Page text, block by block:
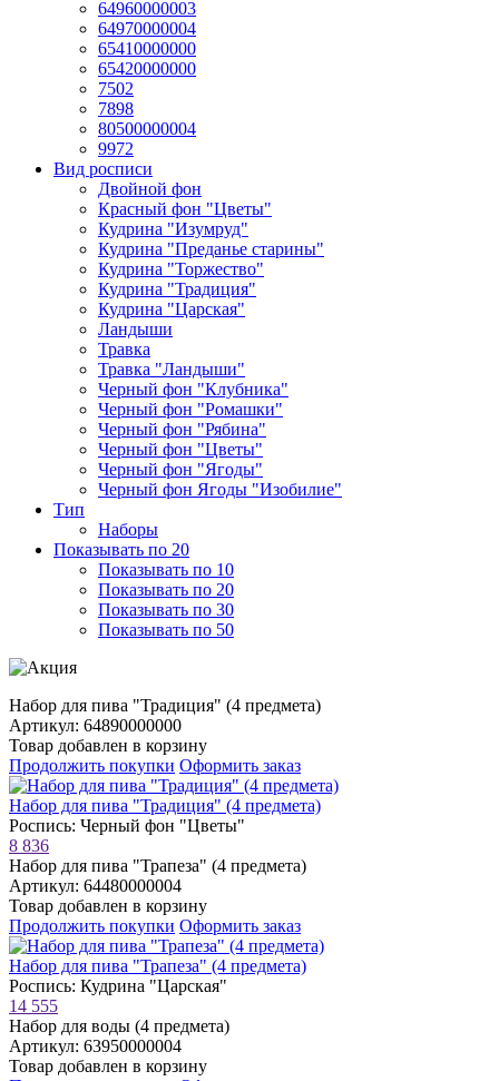
64960000003
64970000004
65410000000
65420000000
7502
7898
80500000004
9972
Вид росписи
Двойной фон
Красный фон "Цветы"
Кудрина "Изумруд"
Кудрина "Преданье старины"
Кудрина "Торжество"
Кудрина "Традиция"
Кудрина "Царская"
Ландыши
Травка
Травка "Ландыши"
Черный фон "Клубника"
Черный фон "Ромашки"
Черный фон "Рябина"
Черный фон "Цветы"
Черный фон "Ягоды"
Черный фон Ягоды "Изобилие"
Тип
Наборы
Показывать по 20
Показывать по 10
Показывать по 20
Показывать по 30
Показывать по 50
Набор для пива "Традиция" (4 предмета)
Артикул: 64890000000
Товар добавлен в корзину
Продолжить покупки Оформить заказ
Набор для пива "Традиция" (4 предмета)
Роспись: Черный фон "Цветы"
8 836
Набор для пива "Трапеза" (4 предмета)
Артикул: 64480000004
Товар добавлен в корзину
Продолжить покупки Оформить заказ
Набор для пива "Трапеза" (4 предмета)
Роспись: Кудрина "Царская"
14 555
Набор для воды (4 предмета)
Артикул: 63950000004
Товар добавлен в корзину